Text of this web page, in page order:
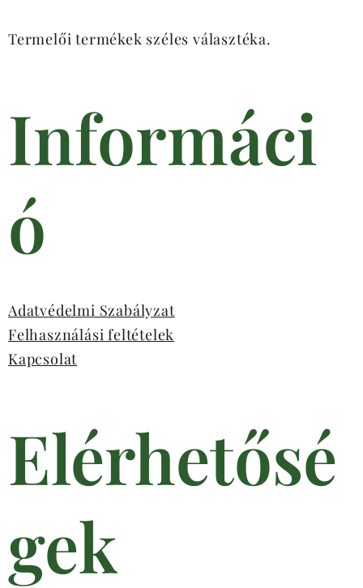
Termelői termékek széles választéka.
Informáci
ó
Adatvédelmi Szabályzat
Felhasználási feltételek
Kapcsolat
Elérhetősé
gek